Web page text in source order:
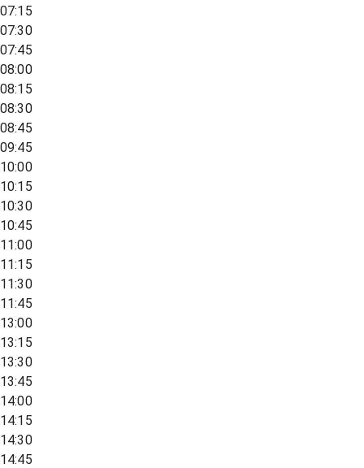
07:15
07:30
07:45
08:00
08:15
08:30
08:45
09:45
10:00
10:15
10:30
10:45
11:00
11:15
11:30
11:45
13:00
13:15
13:30
13:45
14:00
14:15
14:30
14:45